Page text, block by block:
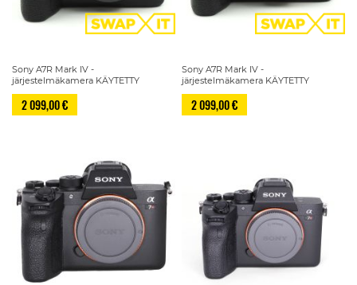
Sony A7R Mark IV -
järjestelmäkamera KÄYTETTY
2 099,00 €
Sony A7R Mark IV -
järjestelmäkamera KÄYTETTY
2 099,00 €